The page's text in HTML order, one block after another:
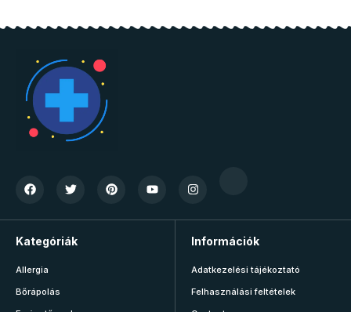
Kategóriák
Allergia
Bőrápolás
Információk
Adatkezelési tájékoztató
Felhasználási feltételek